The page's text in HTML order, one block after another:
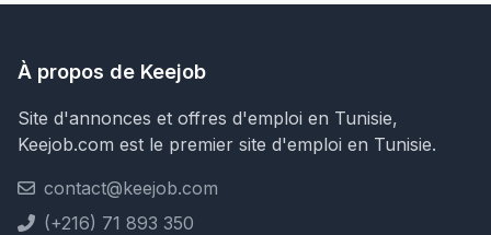
À propos de Keejob
Site d'annonces et offres d'emploi en Tunisie,
Keejob.com est le premier site d'emploi en Tunisie.
contact@keejob.com
(+216) 71 893 350